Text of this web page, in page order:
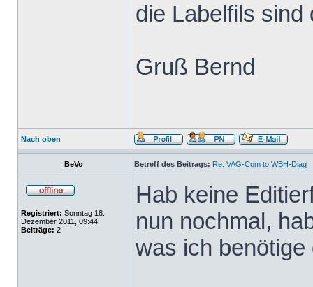
die Labelfils sind
Gruß Bernd
Nach oben
BeVo Betreff des Beitrags: Re: VAG-Com to WBH-Diag
Registriert: Sonntag 18.
Dezember 2011, 09:44
Beiträge: 2
Hab keine
nun nochmal,
was ich benötige